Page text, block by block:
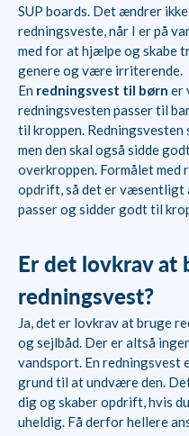
SUP boards. Det ændrer
redningsveste, når I er på
med for at hjælpe og skabe
genere og være irriterende.
En redningsvest til børn er
redningsvesten passer til
til kroppen.
men den skal også sidde
overkroppen. Formålet med
opdrift, så det er væsentligt
passer og sidder godt til
Er det lovkrav at
redningsvest?
Ja, det er lovkrav at bruge
og sejlbåd. Der er altså
vandsport. En redningsvest
grund til at undvære den.
dig og skaber opdrift, hvis
uheldig. Få derfor hellere